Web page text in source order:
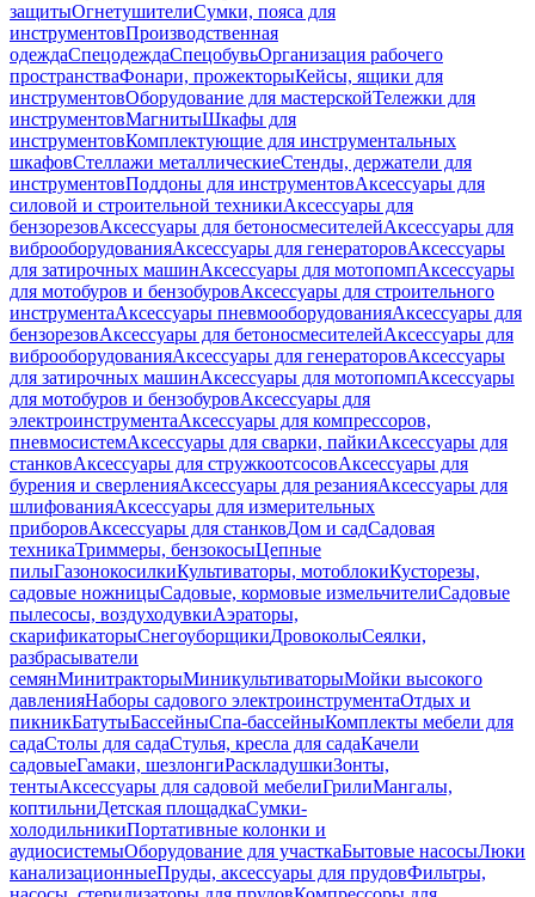
защитыОгнетушителиСумки, пояса для
инструментовПроизводственная
одеждаСпецодеждаСпецобувьОрганизация рабочего
пространстваФонари, прожекторыКейсы, ящики для
инструментовОборудование для мастерскойТележки для
инструментовМагнитыШкафы для
инструментовКомплектующие для инструментальных
шкафовСтеллажи металлическиеСтенды, держатели для
инструментовПоддоны для инструментовАксессуары для
силовой и строительной техникиАксессуары для
бензорезовАксессуары для бетоносмесителейАксессуары для
виброоборудованияАксессуары для генераторовАксессуары
для затирочных машинАксессуары для мотопомпАксессуары
для мотобуров и бензобуровАксессуары для строительного
инструментаАксессуары пневмооборудованияАксессуары для
бензорезовАксессуары для бетоносмесителейАксессуары для
виброоборудованияАксессуары для генераторовАксессуары
для затирочных машинАксессуары для мотопомпАксессуары
для мотобуров и бензобуровАксессуары для
электроинструментаАксессуары для компрессоров,
пневмосистемАксессуары для сварки, пайкиАксессуары для
станковАксессуары для стружкоотсосовАксессуары для
бурения и сверленияАксессуары для резанияАксессуары для
шлифованияАксессуары для измерительных
приборовАксессуары для станковДом и садСадовая
техникаТриммеры, бензокосыЦепные
пилыГазонокосилкиКультиваторы, мотоблокиКусторезы,
садовые ножницыСадовые, кормовые измельчителиСадовые
пылесосы, воздуходувкиАэраторы,
скарификаторыСнегоуборщикиДровоколыСеялки,
разбрасыватели
семянМинитракторыМиникультиваторыМойки высокого
давленияНаборы садового электроинструментаОтдых и
пикникБатутыБассейныСпа-бассейныКомплекты мебели для
садаСтолы для садаСтулья, кресла для садаКачели
садовыеГамаки, шезлонгиРаскладушкиЗонты,
тентыАксессуары для садовой мебелиГрилиМангалы,
коптильниДетская площадкаСумки-
холодильникиПортативные колонки и
аудиосистемыОборудование для участкаБытовые насосыЛюки
канализационныеПруды, аксессуары для прудовФильтры,